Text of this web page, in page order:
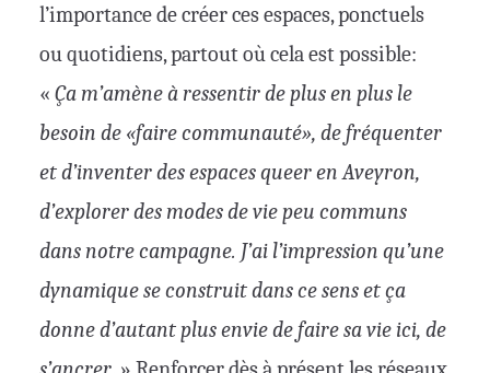
l’importance de créer ces espaces, ponctuels
ou quotidiens, partout où cela est possible:
« Ça m’amène à ressentir de plus en plus le
besoin de «faire communauté», de fréquenter
et d’inventer des espaces queer en Aveyron,
d’explorer des modes de vie peu communs
dans notre campagne. J’ai l’impression qu’une
dynamique se construit dans ce sens et ça
donne d’autant plus envie de faire sa vie ici, de